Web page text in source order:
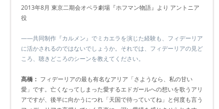
2013年8月 東京二期会オペラ劇場『ホフマン物語』より アントニア
役
――共同制作『カルメン』でミカエラを演じた経験も、フィデーリア
に活かされるのではないでしょうか。それでは、フィデーリアの見ど
ころ、聴きどころのシーンを教えてください。
髙橋： フィデーリアの最も有名なアリア「さようなら、私の甘い
愛」です。亡くなってしまった愛するエドガールへの想いを歌うアリ
アですが、後半に向かうにつれ「天国で待っていてね」と何度も言う